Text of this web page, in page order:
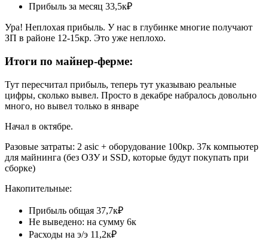
Прибыль за месяц 33,5к₽
Ура! Неплохая прибыль. У нас в глубинке многие получают
ЗП в районе 12-15кр. Это уже неплохо.
Итоги по майнер-ферме:
Тут пересчитал прибыль, теперь тут указываю реальные
цифры, сколько вывел. Просто в декабре набралось довольно
много, но вывел только в январе
Начал в октябре.
Разовые затраты: 2 asic + оборудование 100кр. 37к компьютер
для майнинга (без ОЗУ и SSD, которые будут покупать при
сборке)
Накопительные:
Прибыль общая 37,7к₽
Не выведено: на сумму 6к
Расходы на э/э 11,2к₽